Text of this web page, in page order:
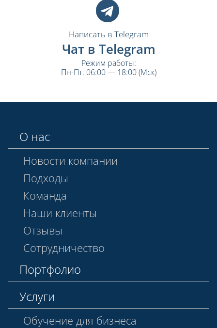
Написать в Telegram
Чат в Telegram
Режим работы:
Пн-Пт. 06:00 — 18:00 (Мск)
О нас
Новости компании
Подходы
Команда
Наши клиенты
Отзывы
Сотрудничество
Портфолио
Услуги
Обучение для бизнеса